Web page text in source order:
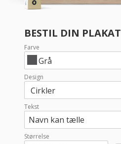
BESTIL DIN PLAKAT
Farve
Grå
Design
Tekst
Størrelse